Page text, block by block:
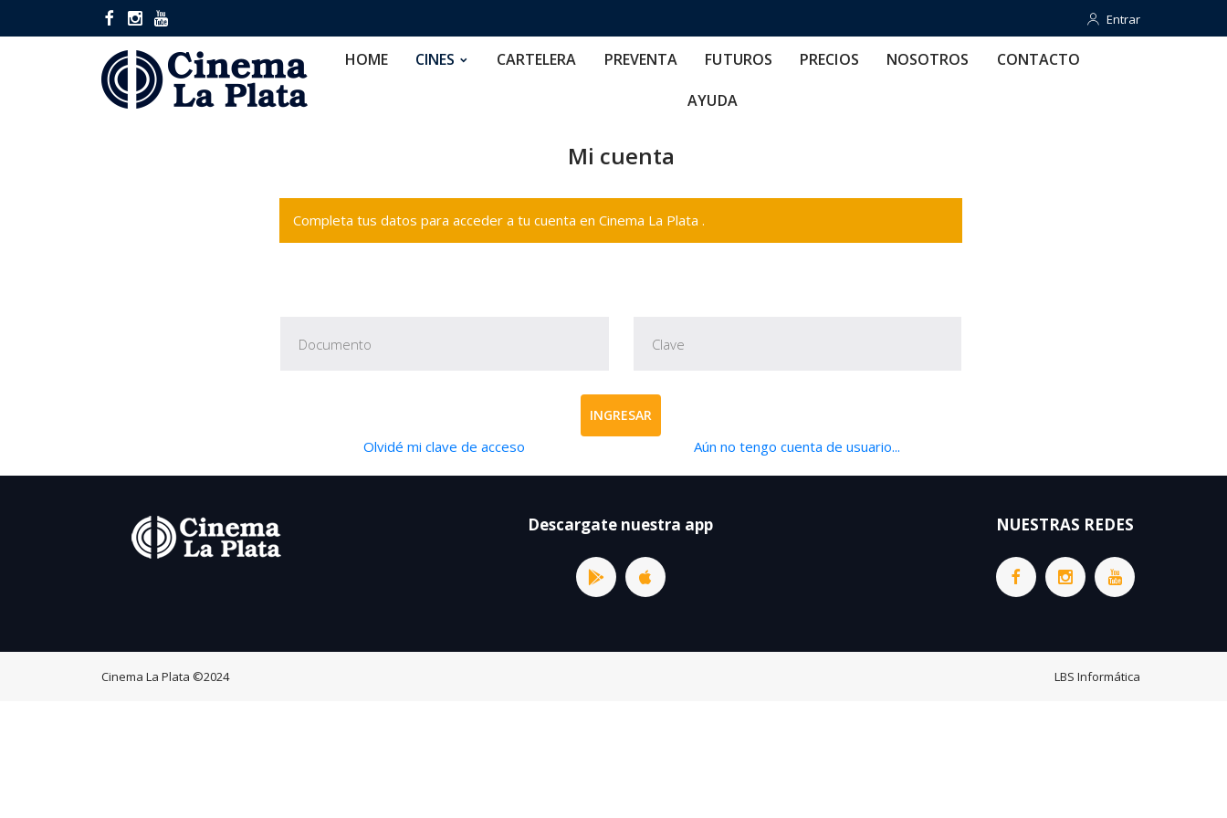
Entrar
Entrar
HOME CINES CARTELERA PREVENTA FUTUROS PRECIOS NOSOTROS CONTACTO
AYUDA
Mi cuenta
Completa tus datos para acceder a tu cuenta en Cinema La Plata .
INGRESAR
Olvidé mi clave de acceso Aún no tengo cuenta de usuario...
Descargate nuestra app NUESTRAS REDES
Cinema La Plata ©2024 LBS Informática